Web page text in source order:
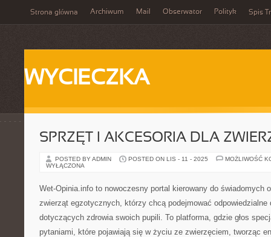
Strona główna Archiwum Mail Obserwator Polityk Spis
WYCIECZKA
SPRZĘT I AKCESORIA DLA
POSTED BY ADMIN POSTED ON LIS - 11 - 2025
MOŻLIWOŚĆ
WYŁĄCZONA
Wet-Opinia.info to nowoczesny portal kierowany do świadomych
zwierząt egzotycznych, którzy chcą podejmować odpowiedzialne
dotyczących zdrowia swoich pupili. To platforma, gdzie głos
pytaniami, które pojawiają się w życiu ze zwierzęciem, tworząc